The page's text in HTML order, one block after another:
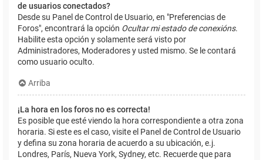
de usuarios conectados?
Desde su Panel de Control de Usuario, en "Preferencias de
Foros", encontrará la opción Ocultar mi estado de conexións.
Habilite esta opción y solamente será visto por
Administradores, Moderadores y usted mismo. Se le contará
como usuario oculto.
Arriba
¡La hora en los foros no es correcta!
Es posible que esté viendo la hora correspondiente a otra zona
horaria. Si este es el caso, visite el Panel de Control de Usuario
y defina su zona horaria de acuerdo a su ubicación, e.j.
Londres, París, Nueva York, Sydney, etc. Recuerde que para